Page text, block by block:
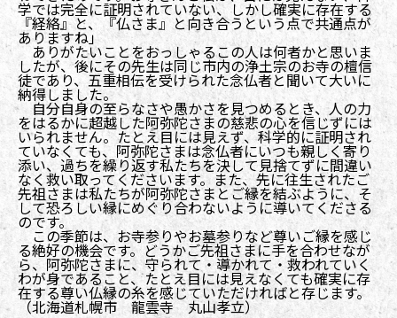
学では完全に証明されていない、しかし確実に存在する
『経絡』と、『仏さま』と向き合うという点で共通点が
ありますね」
ありがたいことをおっしゃるこの人は何者かと思いま
したが、後にその先生は同じ市内の浄土宗のお寺の檀信
徒であり、五重相伝を受けられた念仏者と聞いて大いに
納得しました。
自分自身の至らなさや愚かさを見つめるとき、人の力
をはるかに超越した阿弥陀さまの慈悲の心を信じずには
いられません。たとえ目には見えず、科学的に証明され
ていなくても、阿弥陀さまは念仏者にいつも親しく寄り
添い、過ちを繰り返す私たちを決して見捨てずに間違い
なく救い取ってくださいます。また、先に往生されたご
先祖さまは私たちが阿弥陀さまとご縁を結ぶように、そ
して恐ろしい縁にめぐり合わないように導いてくださる
のです。
この季節は、お寺参りやお墓参りなど尊いご縁を感じ
る絶好の機会です。どうかご先祖さまに手を合わせなが
ら、阿弥陀さまに、守られて・導かれて・救われていく
わが身であること、たとえ目には見えなくても確実に存
在する尊い仏縁の糸を感じていただければと存じます。
（北海道札幌市 龍雲寺 丸山孝立）